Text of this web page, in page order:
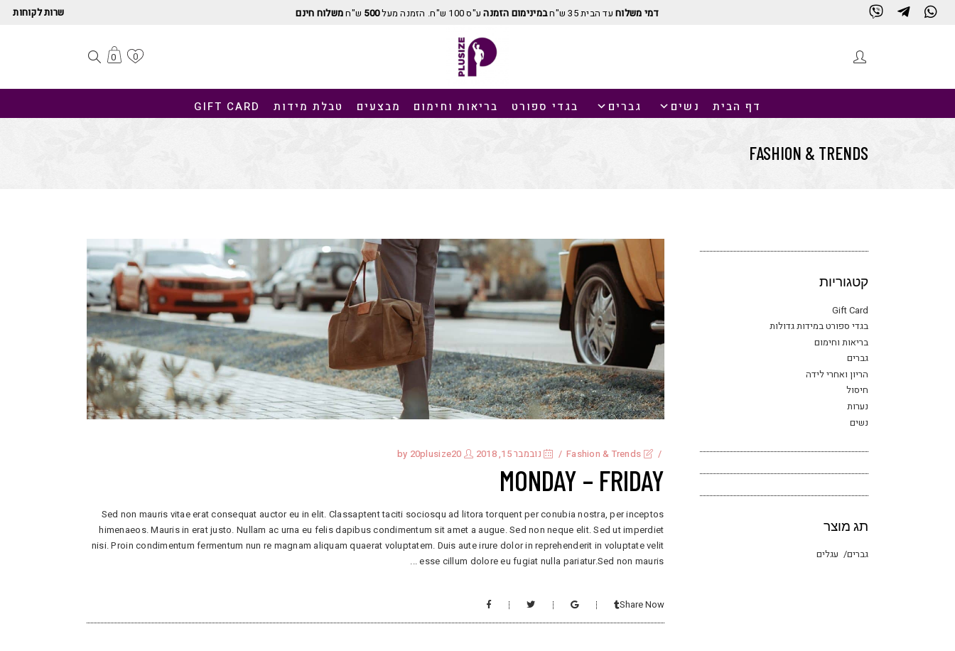
שרות לקוחות דמי משלוחעד הבית 35 ש"ח במינימום הזמנהע"ס 100 ש"ח. הזמנה מעל 500 ש"חמשלוח חינם
0 0
דף הבית נשים גברים בגדי ספורט בריאות וחימום מבצעים טבלת מידות GIFT CARD
FASHION & TRENDS
Fashion & Trends נובמבר 15, 2018 20plusize20
MONDAY – FRIDAY
Sed non mauris vitae erat consequat auctor eu in elit. Classaptent taciti sociosqu ad litora torquent per conubia nostra, per inceptos
himenaeos. Mauris in erat justo. Nullam ac urna eu felis dapibus condimentum sit amet a augue. Sed non neque elit. Sed ut imperdiet
nisi. Proin condimentum fermentum nun re magnam aliquam quaerat voluptatem. Duis aute irure dolor in reprehenderit in voluptate velit
esse cillum dolore eu fugiat nulla pariatur.Sed non mauris
Share Now
קטגוריות
Gift Card
בגדי ספורט במידות גדולות
בריאות וחימום
גברים
הריון ואחרי לידה
חיסול
נערות
נשים
תג מוצר
גברים עגלים